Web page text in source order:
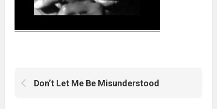
Don’t Let Me Be Misunderstood